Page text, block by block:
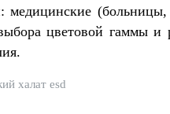
медицинские
цветовой гаммы и